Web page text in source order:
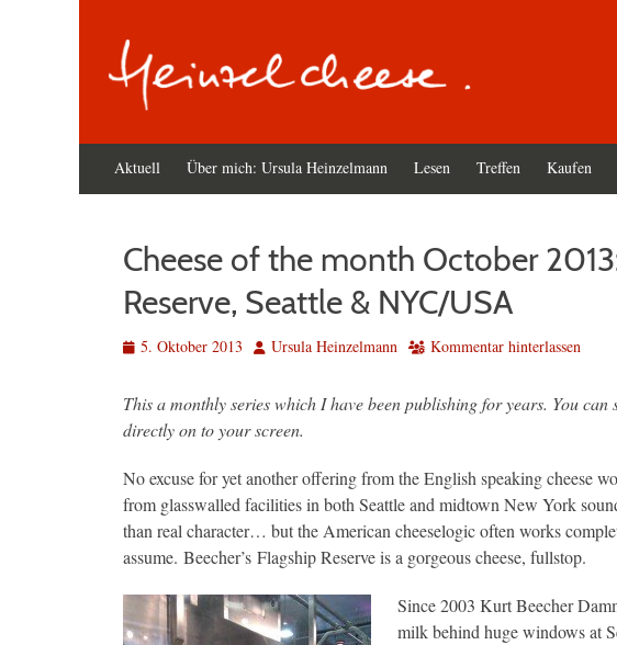
Primäres
Menü
Aktuell Über mich: Ursula Heinzelmann Lesen Treffen Kaufen
Cheese of the month October 2013:
Reserve, Seattle & NYC/USA
Veröffentlicht
5. Oktober 2013 AutorUrsula Heinzelmann Kommentar hinterlassen
This a monthly series which I have been publishing for years. You can
directly on to your screen.
No excuse for yet another offering from the English speaking cheese
from glasswalled facilities in both Seattle and midtown New York
than real character… but the American cheeselogic often works
assume. Beecher’s Flagship Reserve is a gorgeous cheese, fullstop.
Since 2003 Kurt Beecher
milk behind huge windows at